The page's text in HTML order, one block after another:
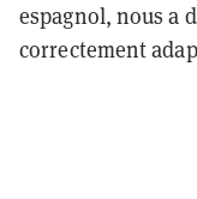
espagnol, nous a
correctement